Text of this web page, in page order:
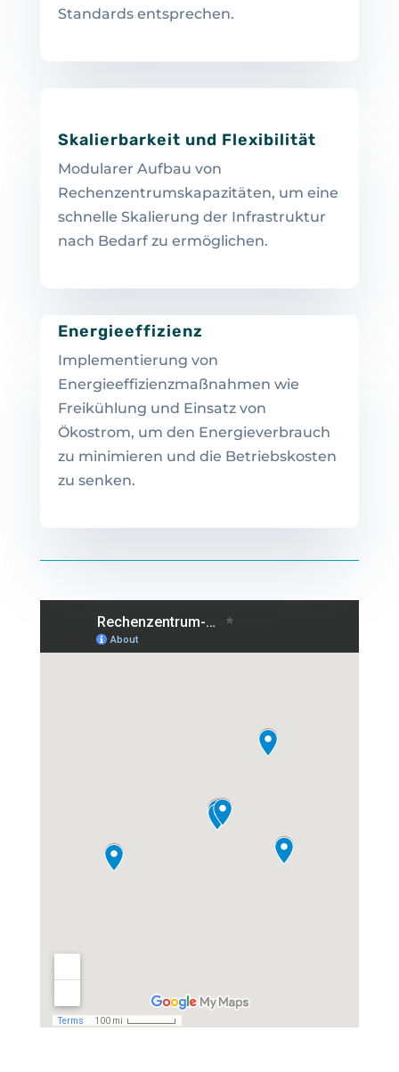
Standards entsprechen.
Skalierbarkeit und Flexibilität
Modularer Aufbau von
Rechenzentrumskapazitäten, um eine
schnelle Skalierung der Infrastruktur
nach Bedarf zu ermöglichen.
Energieeffizienz
Implementierung von
Energieeffizienzmaßnahmen wie
Freikühlung und Einsatz von
Ökostrom, um den Energieverbrauch
zu minimieren und die Betriebskosten
zu senken.